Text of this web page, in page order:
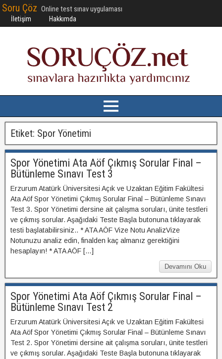
Soru Çöz Online test sınav uygulaması
İletişim Hakkımda
Etiket: Spor Yönetimi
Spor Yönetimi Ata Aöf Çıkmış Sorular Final –
Bütünleme Sınavı Test 3
Erzurum Atatürk Üniversitesi Açık ve Uzaktan Eğitim Fakültesi
Ata Aöf Spor Yönetimi Çıkmış Sorular Final – Bütünleme Sınavı
Test 3. Spor Yönetimi dersine ait çalışma soruları, ünite testleri
ve çıkmış sorular. Aşağıdaki Teste Başla butonuna tıklayarak
testi başlatabilirsiniz.. * ATA AÖF Vize Notu AnalizVize
Notunuzu analiz edin, finalden kaç almanız gerektiğini
hesaplayın! * ATA AÖF […]
Devamını Oku
Spor Yönetimi Ata Aöf Çıkmış Sorular Final –
Bütünleme Sınavı Test 2
Erzurum Atatürk Üniversitesi Açık ve Uzaktan Eğitim Fakültesi
Ata Aöf Spor Yönetimi Çıkmış Sorular Final – Bütünleme Sınavı
Test 2. Spor Yönetimi dersine ait çalışma soruları, ünite testleri
ve çıkmış sorular. Aşağıdaki Teste Başla butonuna tıklayarak